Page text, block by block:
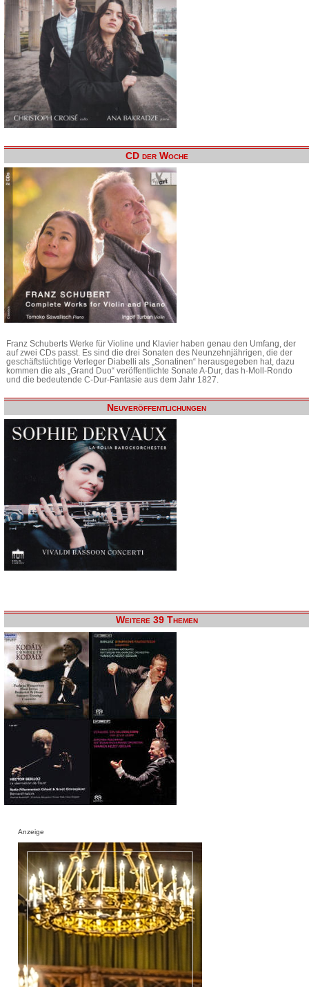
CD der Woche
Franz Schuberts Werke für Violine und Klavier haben genau den Umfang, der
auf zwei CDs passt. Es sind die drei Sonaten des Neunzehnjährigen, die der
geschäftstüchtige Verleger Diabelli als „Sonatinen“ herausgegeben hat, dazu
kommen die als „Grand Duo“ veröffentlichte Sonate A-Dur, das h-Moll-Rondo
und die bedeutende C-Dur-Fantasie aus dem Jahr 1827.
Neuveröffentlichungen
Weitere 39 Themen
Anzeige